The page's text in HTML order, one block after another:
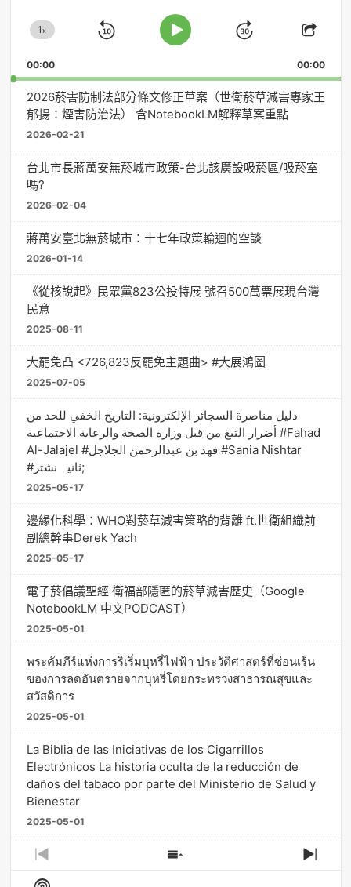
Change
Rate
1x
Skip
Play
Jump
Forward
Share
00:00 00:00
2026菸害防制法部分條文修正草案（世衛菸草減害專家王
郁揚：煙害防治法） 含NotebookLM解釋草案重點
2026-02-21
台北市長蔣萬安無菸城市政策-台北該廣設吸菸區/吸菸室
嗎?
2026-02-04
蔣萬安臺北無菸城市：十七年政策輪迴的空談
2026-01-14
《從核說起》民眾黨823公投特展 號召500萬票展現台灣
民意
2025-08-11
大罷免凸 <726,823反罷免主題曲> #大展鴻圖
2025-07-05
دليل مناصرة السجائر الإلكترونية: التاريخ الخفي للحد من
أضرار التبغ من قبل وزارة الصحة والرعاية الاجتماعية #Fahad
Al-Jalajel #فهد بن عبدالرحمن الجلاجل #Sania Nishtar
#ثانیہ نشتر;
2025-05-17
邊緣化科學：WHO對菸草減害策略的背離 ft.世衛組織前
副總幹事Derek Yach
2025-05-17
電子菸倡議聖經 衛福部隱匿的菸草減害歷史（Google
NotebookLM 中文PODCAST）
2025-05-01
พระคัมภีร์แห่งการริเริ่มบุหรี่ไฟฟ้า ประวัติศาสตร์ที่ซ่อนเร้น
ของการลดอันตรายจากบุหรี่โดยกระทรวงสาธารณสุขและ
สวัสดิการ
2025-05-01
La Biblia de las Iniciativas de los Cigarrillos
Electrónicos La historia oculta de la reducción de
daños del tabaco por parte del Ministerio de Salud y
Bienestar
2025-05-01
Previous
Episode
Show
Episodes
Next